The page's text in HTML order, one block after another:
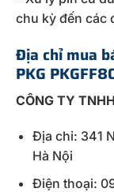
chu kỳ đến các
Địa chỉ mua
PKG
CÔNG TY
Địa chỉ: 341
Hà Nội
Điện thoại: